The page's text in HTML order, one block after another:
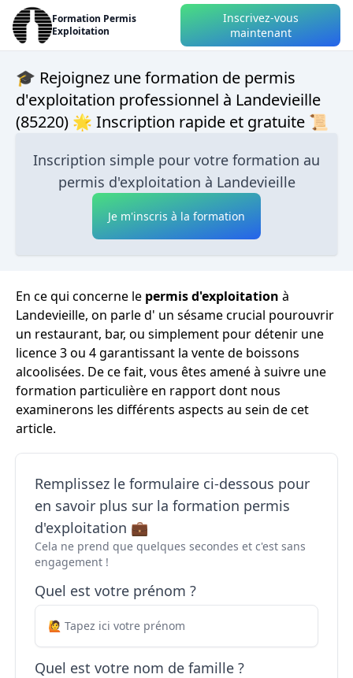
Formation Permis
Exploitation
Inscrivez-vous
maintenant
🎓 Rejoignez une formation de permis
d'exploitation professionnel à Landevieille
(85220) 🌟 Inscription rapide et gratuite 📜
Inscription simple pour votre formation au
permis d'exploitation à Landevieille
Je m'inscris à la formation
En ce qui concerne le permis d'exploitation à
Landevieille, on parle d' un sésame crucial pourouvrir
un restaurant, bar, ou simplement pour détenir une
licence 3 ou 4 garantissant la vente de boissons
alcoolisées. De ce fait, vous êtes amené à suivre une
formation particulière en rapport dont nous
examinerons les différents aspects au sein de cet
article.
Remplissez le formulaire ci-dessous pour
en savoir plus sur la formation permis
d'exploitation 💼
Cela ne prend que quelques secondes et c'est sans
engagement !
Quel est votre prénom ?
Quel est votre nom de famille ?